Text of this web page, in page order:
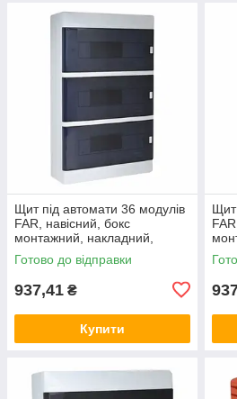
Щит під автомати 36 модулів
FAR, навісний, бокс
монтажний, накладний,
зовнішній, настінний ФАР F96
(Smart Rozetka)
Готово до відправки
937,41 ₴
Купити
Щит
F97